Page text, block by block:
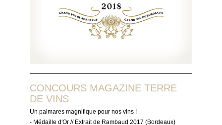
CONCOURS MAGAZINE TERRE
DE VINS
Un palmares magnifique pour nos vins !
- Médaille d'Or // Extrait de Rambaud 2017 (Bordeaux)